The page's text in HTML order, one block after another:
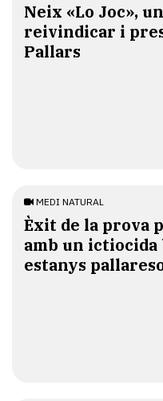
​Neix «Lo Joc»,
reivindicar i
Pallars
MEDI NATURAL
Èxit de la prova
amb un ictiocida
estanys